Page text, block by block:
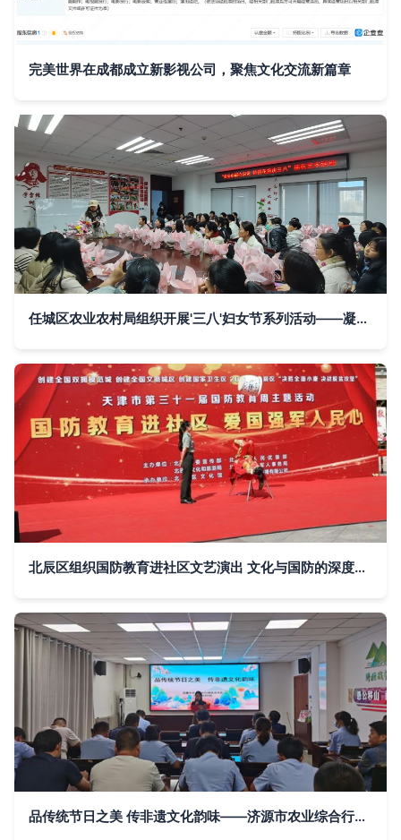
完美世界在成都成立新影视公司，聚焦文化交流新篇章
任城区农业农村局组织开展'三八'妇女节系列活动——凝聚巾帼力量，共促文化传承
北辰区组织国防教育进社区文艺演出 文化与国防的深度融合
品传统节日之美 传非遗文化韵味——济源市农业综合行政执法支队组织开展“我们的节日·七夕”主题活动